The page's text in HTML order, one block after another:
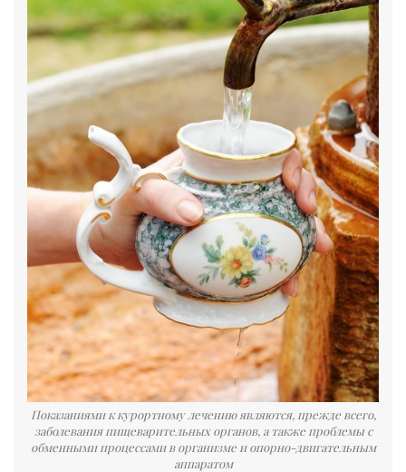
Показаниями к курортному лечению являются, прежде всего,
заболевания пищеварительных органов, а также проблемы с
обменными процессами в организме и опорно-двигательным
аппаратом